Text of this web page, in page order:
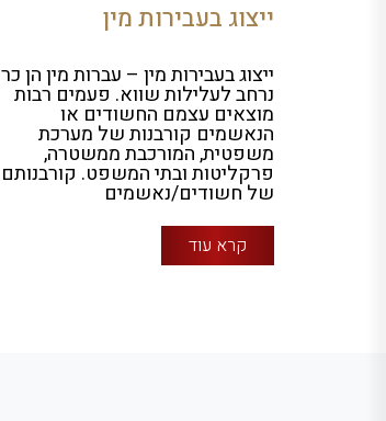
ייצוג בעבירות מין
ייצוג בעבירות מין – עברות מין הן כר
נרחב לעלילות שווא. פעמים רבות
מוצאים עצמם החשודים או
הנאשמים קורבנות של מערכת
משפטית, המורכבת ממשטרה,
פרקליטות ובתי המשפט. קורבנותם
של חשודים/נאשמים
קרא עוד